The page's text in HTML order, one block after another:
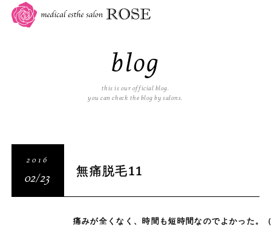
blog
this is our official blog.
you can check the blog by salons.
2016
02/23 無痛脱毛11
痛みが全くなく、時間も短時間なのでよかった。